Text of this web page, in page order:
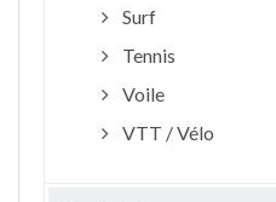
Surf
Tennis
Voile
VTT / Vélo